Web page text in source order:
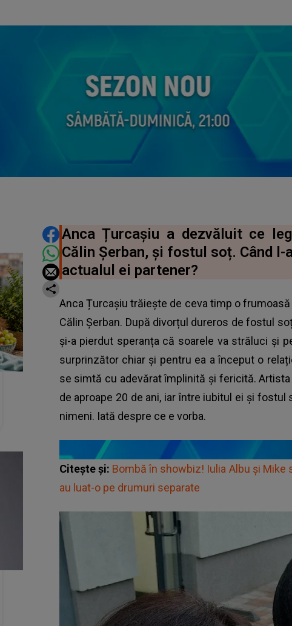
DISTRIBUIE ARTICOLUL
Anca Țurcașiu a dezvăluit ce
Călin Șerban, și fostul soț. Când
actualul ei partener?
Anca Țurcașiu trăiește de ceva timp o
Călin Șerban. După divorțul dureros de fostul
și-a pierdut speranța că soarele va străluci și
surprinzător chiar și pentru ea a început o
se simtă cu adevărat împlinită și fericită.
de aproape 20 de ani, iar între iubitul ei și
nimeni. Iată despre ce e vorba.
Citește și: Bombă în showbiz! Iulia Albu și Mike
au luat-o pe drumuri separate